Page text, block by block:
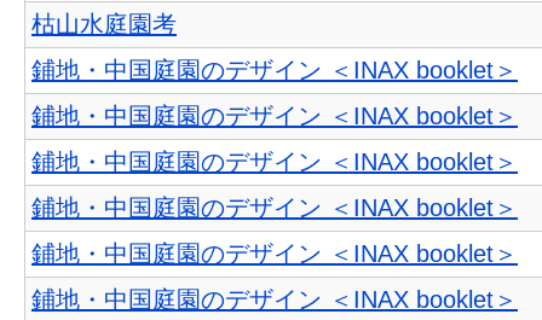
枯山水庭園考
鋪地・中国庭園のデザイン ＜INAX booklet＞
鋪地・中国庭園のデザイン ＜INAX booklet＞
鋪地・中国庭園のデザイン ＜INAX booklet＞
鋪地・中国庭園のデザイン ＜INAX booklet＞
鋪地・中国庭園のデザイン ＜INAX booklet＞
鋪地・中国庭園のデザイン ＜INAX booklet＞